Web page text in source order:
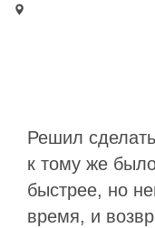
Решил
к тому же
быстрее, но
время, и